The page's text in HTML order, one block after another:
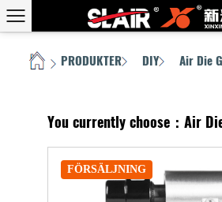
HEM PRODUKTER DIY Air Die
You currently choose：Air
FÖRSÄLJNING